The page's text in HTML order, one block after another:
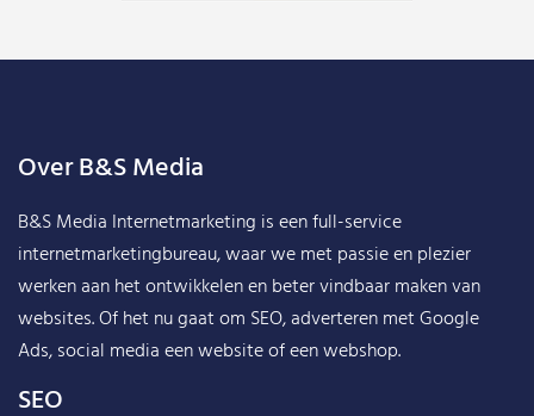
Over B&S Media
B&S Media Internetmarketing is een full-service
internetmarketingbureau, waar we met passie en plezier
werken aan het ontwikkelen en beter vindbaar maken van
websites. Of het nu gaat om SEO, adverteren met Google
Ads, social media een website of een webshop.
SEO